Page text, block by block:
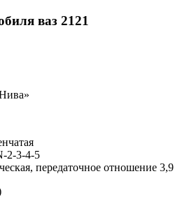
ваз 2121
2-3-4-5
передаточное отношение 3,9